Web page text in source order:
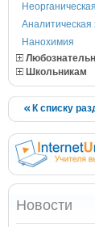
Аналитическая
Нанохимия
Школьникам
К списку
Новости